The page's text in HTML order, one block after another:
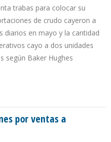
trabas para colocar su
de crudo cayeron a
diarios en mayo y la cantidad
cayo a dos unidades
según Baker Hughes
por ventas a